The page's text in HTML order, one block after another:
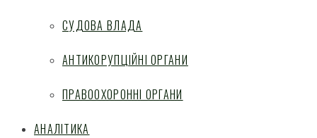
СУДОВА ВЛАДА
АНТИКОРУПЦІЙНІ ОРГАНИ
ПРАВООХОРОННІ ОРГАНИ
АНАЛІТИКА